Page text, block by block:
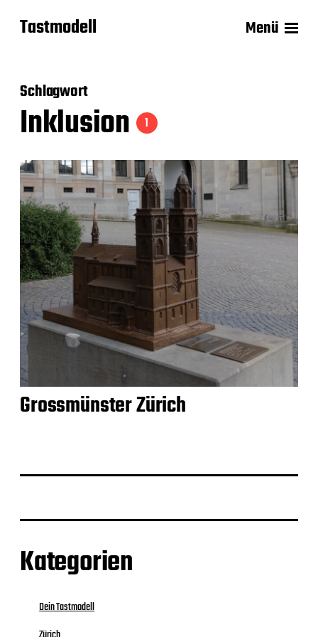
Tastmodell Menü
Schlagwort
Inklusion 1
Grossmünster Zürich
Kategorien
Dein Tastmodell